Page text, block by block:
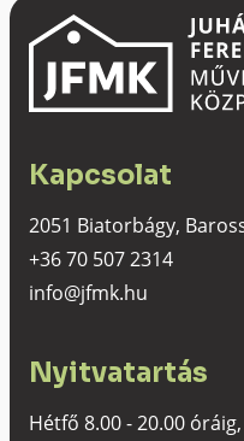
Kapcsolat
2051 Biatorbágy,
+36 70 507 2314
info@jfmk.hu
Nyitvatartás
Hétfő 8.00 - 20.00 óráig,